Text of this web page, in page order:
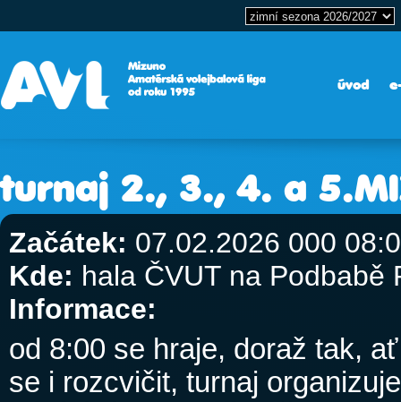
úvod
turnaj 2., 3., 4. a
Začátek: 07.02.2026 000
Kde: hala ČVUT na Podbabě
Informace:
od 8:00 se hraje, doraž tak,
se i rozcvičit, turnaj